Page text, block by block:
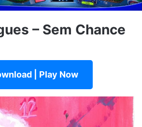
– Sem Chance
| Play Now